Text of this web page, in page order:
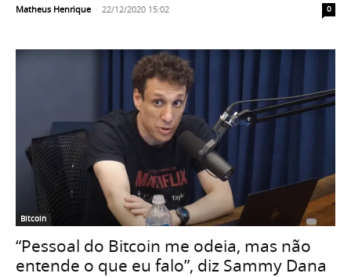
Matheus Henrique - 22/12/2020 15:02 0
Bitcoin
“Pessoal do Bitcoin me odeia, mas não
entende o que eu falo”, diz Sammy Dana